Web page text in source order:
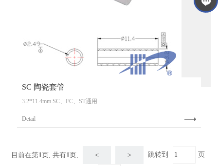
SC 陶瓷套管
3.2*11.4mm SC、FC、ST通用
Detail
目前在第1页, 共有1页, < > 跳转到 页